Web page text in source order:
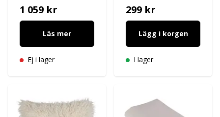
1 059 kr
Läs mer
Ej i lager
299 kr
Lägg i korgen
I lager